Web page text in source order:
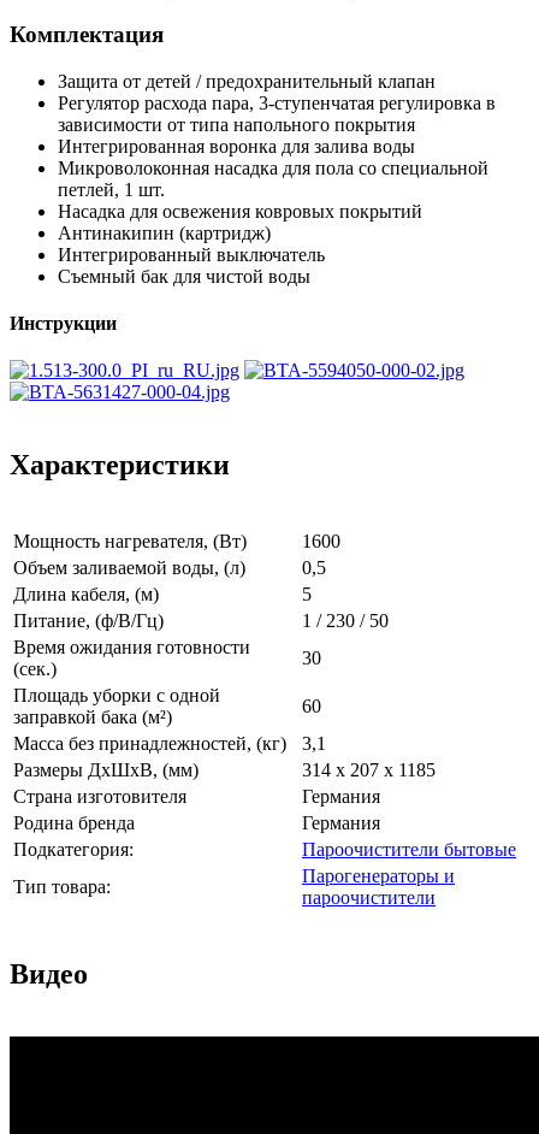
Комплектация
Защита от детей / предохранительный клапан
Регулятор расхода пара, 3-ступенчатая регулировка в
зависимости от типа напольного покрытия
Интегрированная воронка для залива воды
Микроволоконная насадка для пола со специальной
петлей, 1 шт.
Насадка для освежения ковровых покрытий
Антинакипин (картридж)
Интегрированный выключатель
Съемный бак для чистой воды
Инструкции
Характеристики
Мощность нагревателя, (Вт)
1600
Объем заливаемой воды, (л)
0,5
Длина кабеля, (м)
5
Питание, (ф/В/Гц)
1 / 230 / 50
Время ожидания готовности
(сек.)
30
Площадь уборки с одной
заправкой бака (м²)
60
Масса без принадлежностей, (кг)
3,1
Размеры ДхШхВ, (мм)
314 x 207 x 1185
Страна изготовителя
Германия
Родина бренда
Германия
Подкатегория:
Пароочистители бытовые
Тип товара:
Парогенераторы и
пароочистители
Видео